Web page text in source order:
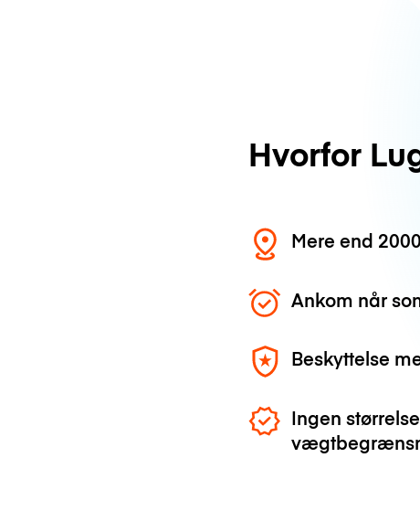
Hvorfor
Mere end
Ankom når
Beskyttelse
Ingen